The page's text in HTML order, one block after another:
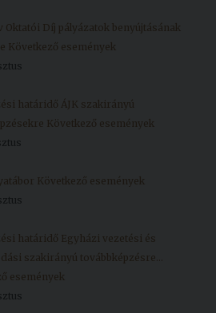
Oktatói Díj pályázatok benyújtásának
Következő események
határidő ÁJK szakirányú
Következő események
Következő események
határidő Egyházi vezetési és
szakirányú továbbképzésre...
események